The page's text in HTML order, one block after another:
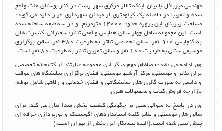
مهندس میرباذل با بیان اینکه تالار مرکزی شهر رشت در کنار بوستان ملت واقع
شده و تقریبا در فاصله یک کیلومتری از میدان شهرداری قرار دارد می گوید:
مساحت زیربنای این پروژه حدود ١٤٠٠٠ مترمربع و در سه طبقه ساخته شده
است. این مجموعه شامل چهار سالن همایش و آمفی تئاتر، سخنرانی، کنسرت هال
به گنجایش 900 نفر، سالن تخصصی تئاتر به ظرفیت 380 نفر، سالن برگزاری
موسیقی سنتی به ظرفیت 100 نفر و سالن تمرین تئاتر به ظرفیت 80 نفر است.
وی ادامه می دهد: فضاهای مهم دیگر این مجموعه عبارتند از کتابخانه تخصصی
برای تئاتر و موسیقی، مرکز آرشیو موسیقی، فضای برگزاری نمایشگاه های موقت
و دایمی به صورت گالری های نمایشگاهی و فضای خدماتی و رفاهی شامل بوفه،
بازارچه فروش کتاب و محصولات هنری.
وی در پاسخ به سوالی مبنی بر چگونگی کیفیت پخش صدا بیان می کند: برای
سالن های موسیقی و تئاتر کلیه استانداردهای اگوستیک و نورپردازی حرفه ای
پیش بینی شده است.(البته پیمانکار این بخش از تهران است.)